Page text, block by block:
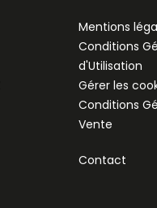
Mentions
Conditions
d'Utilisation
Gérer les
Conditions
Vente
Contact